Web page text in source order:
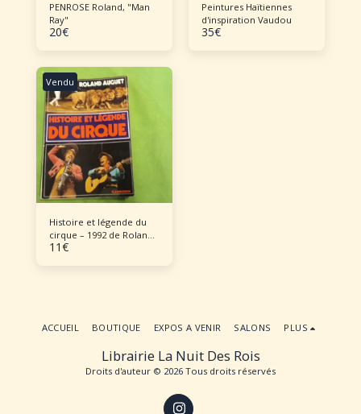
PENROSE Roland, "Man
Ray"
20€
Peintures Haïtiennes
d'inspiration Vaudou
35€
Vendu
Histoire et légende du
cirque – 1992 de Roland
Auguet
11€
Librairie La Nuit Des Rois
Droits d'auteur © 2026 Tous droits réservés
ACCUEIL BOUTIQUE EXPOS A VENIR SALONS PLUS